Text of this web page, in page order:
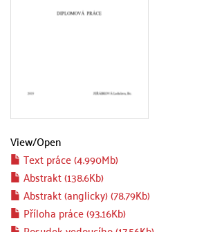
View/Open
Text práce (4.990Mb)
Abstrakt (138.6Kb)
Abstrakt (anglicky) (78.79Kb)
Příloha práce (93.16Kb)